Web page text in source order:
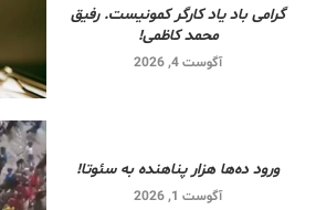
گرامی باد یاد کارگر کمونیست. رفیق
محمد کاظمی!
آگوست 4, 2026
ورود ده‌ها هزار پناهنده به سئوتا!
آگوست 1, 2026